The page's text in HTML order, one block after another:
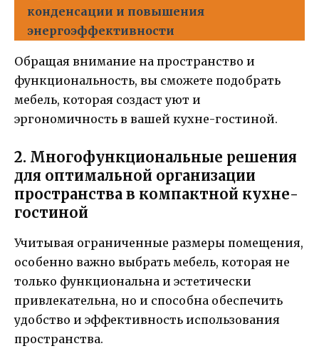
конденсации и повышения
энергоэффективности
Обращая внимание на пространство и
функциональность, вы сможете подобрать
мебель, которая создаст уют и
эргономичность в вашей кухне-гостиной.
2. Многофункциональные решения
для оптимальной организации
пространства в компактной кухне-
гостиной
Учитывая ограниченные размеры помещения,
особенно важно выбрать мебель, которая не
только функциональна и эстетически
привлекательна, но и способна обеспечить
удобство и эффективность использования
пространства.